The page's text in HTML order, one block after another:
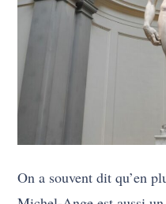
On a souvent dit qu’en